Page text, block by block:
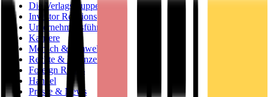
Die Verlagsgruppe
Investor Relations
Unternehmensführung
Karriere
Mensch & Umwelt
Rechte & Lizenzen
Foreign Rights
Handel
Presse & News